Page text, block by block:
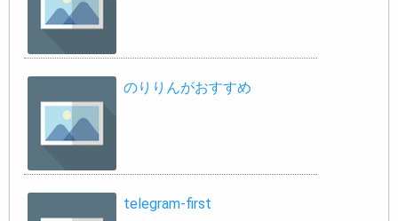
のりりんがおすすめ
telegram-first